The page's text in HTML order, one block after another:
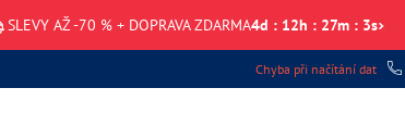
SLEVY AŽ -70 % + DOPRAVA ZDARMA4d : 12h : 27m : 3s
Chyba při načítání dat